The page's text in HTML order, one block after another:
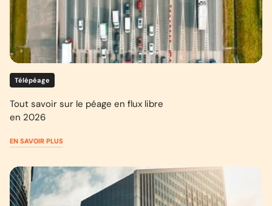
Télépéage
Tout savoir sur le péage en flux libre
en 2026
EN SAVOIR PLUS